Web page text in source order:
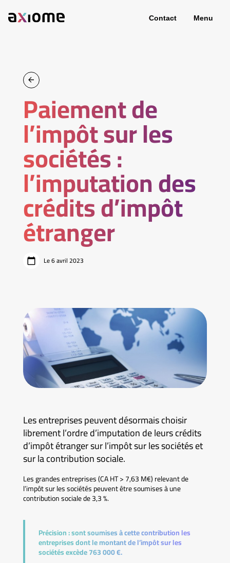
Contact Menu
Paiement de
l’impôt sur les
sociétés :
l’imputation des
crédits d’impôt
étranger
Le 6 avril 2023
Les entreprises peuvent désormais choisir
librement l’ordre d’imputation de leurs crédits
d’impôt étranger sur l’impôt sur les sociétés et
sur la contribution sociale.
Les grandes entreprises (CA HT > 7,63 M€) relevant de
l’impôt sur les sociétés peuvent être soumises à une
contribution sociale de 3,3 %.
Précision :sont soumises à cette contribution les
entreprises dont le montant de l’impôt sur les
sociétés excède 763 000 €.